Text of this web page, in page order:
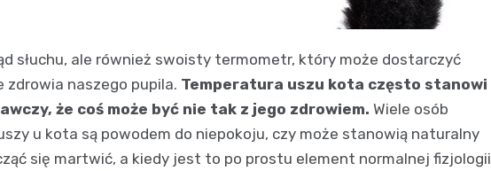
słuchu, ale również swoisty termometr, który może dostarczyć
naszego pupila. Temperatura uszu kota często stanowi
że coś może być nie tak z jego zdrowiem. Wiele osób
u kota są powodem do niepokoju, czy może stanowią naturalny
się martwić, a kiedy jest to po prostu element normalnej fizjologii